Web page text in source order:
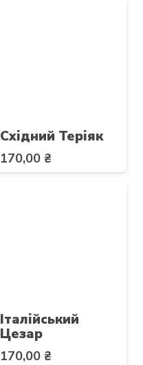
Східний Теріяк
170,00 ₴
Італійський
Цезар
170,00 ₴